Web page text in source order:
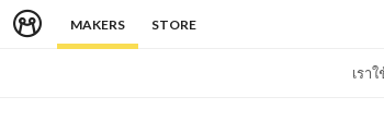
MAKERS STORE
เรา